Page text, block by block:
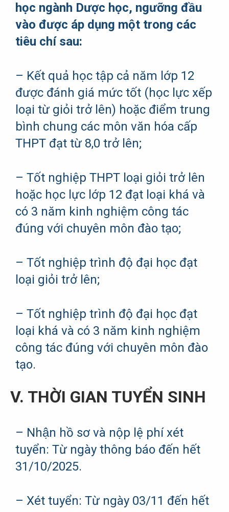
học ngành Dược học, ngưỡng đầu
vào được áp dụng một trong các
tiêu chí sau:
– Kết quả học tập cả năm lớp 12
được đánh giá mức tốt (học lực xếp
loại từ giỏi trở lên) hoặc điểm trung
bình chung các môn văn hóa cấp
THPT đạt từ 8,0 trở lên;
– Tốt nghiệp THPT loại giỏi trở lên
hoặc học lực lớp 12 đạt loại khá và
có 3 năm kinh nghiệm công tác
đúng với chuyên môn đào tạo;
– Tốt nghiệp trình độ đại học đạt
loại giỏi trở lên;
– Tốt nghiệp trình độ đại học đạt
loại khá và có 3 năm kinh nghiệm
công tác đúng với chuyên môn đào
tạo.
V. THỜI GIAN TUYỂN SINH
– Nhận hồ sơ và nộp lệ phí xét
tuyển: Từ ngày thông báo đến hết
31/10/2025.
– Xét tuyển: Từ ngày 03/11 đến hết